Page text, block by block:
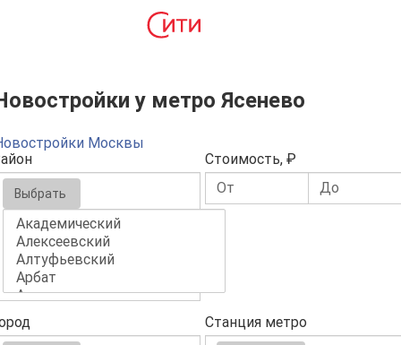
у метро Ясенево
Москвы
Выбрать
Стоимость, ₽
Станция метро